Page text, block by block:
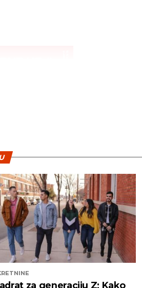
za generaciju Z: Kako